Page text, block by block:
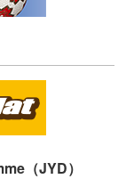
（JYD）